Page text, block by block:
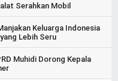
Serahkan Mobil
Keluarga Indonesia
Lebih Seru
Muhidi Dorong Kepala